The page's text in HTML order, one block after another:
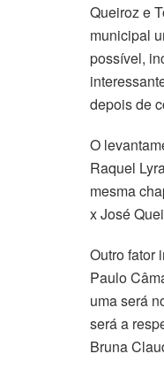
Queiroz e
municipal
possível,
depois de
O
Raquel
mesma
x José
Outro fator
Paulo
uma será
será a
Bruna